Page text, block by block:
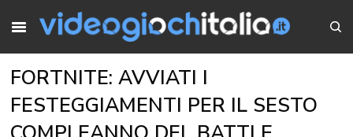
FORTNITE: AVVIATI I
FESTEGGIAMENTI PER IL SESTO